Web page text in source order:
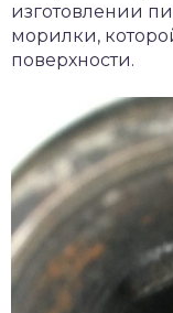
изготовлении
морилки,
поверхности.